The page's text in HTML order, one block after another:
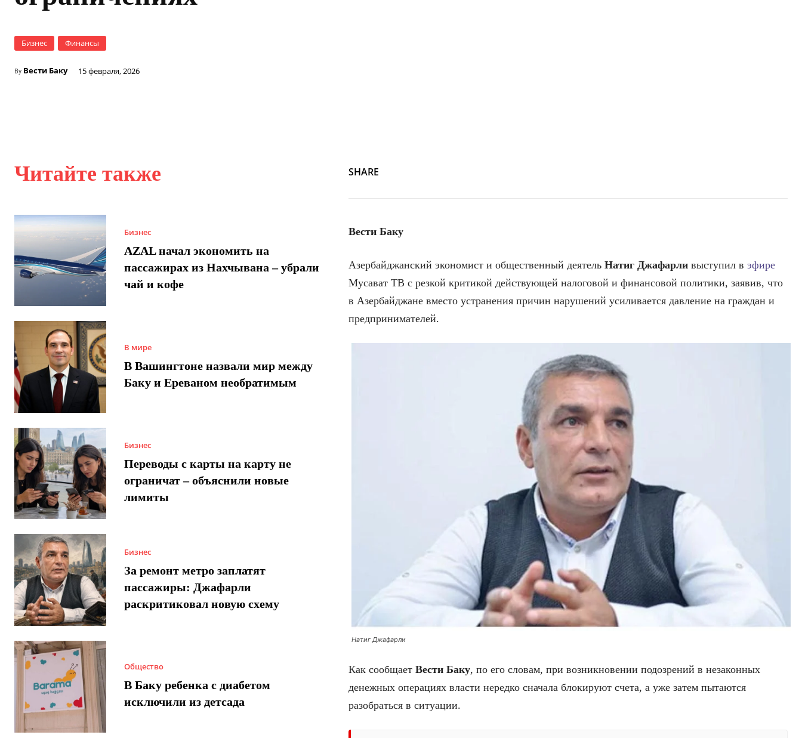
Бизнес Финансы
By Вести Баку 15 февраля, 2026
Читайте также
Бизнес
AZAL начал экономить на
пассажирах из Нахчывана – убрали
чай и кофе
В мире
В Вашингтоне назвали мир между
Баку и Ереваном необратимым
Бизнес
Переводы с карты на карту не
ограничат – объяснили новые
лимиты
Бизнес
За ремонт метро заплатят
пассажиры: Джафарли
раскритиковал новую схему
Общество
В Баку ребенка с диабетом
исключили из детсада
SHARE
Вести Баку
Азербайджанский экономист и общественный деятель Натиг Джафарли выступил в эфире
Мусават ТВ с резкой критикой действующей налоговой и финансовой политики, заявив, что
в Азербайджане вместо устранения причин нарушений усиливается давление на граждан и
предпринимателей.
Натиг Джафарли
Как сообщает Вести Баку, по его словам, при возникновении подозрений в незаконных
денежных операциях власти нередко сначала блокируют счета, а уже затем пытаются
разобраться в ситуации.